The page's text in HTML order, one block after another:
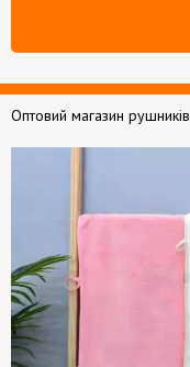
Оптовий магазин рушників